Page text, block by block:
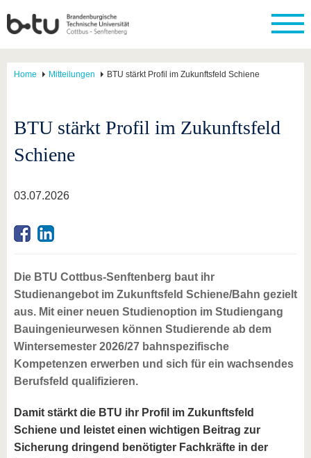
Home Mitteilungen BTU stärkt Profil im Zukunftsfeld Schiene
BTU stärkt Profil im Zukunftsfeld
Schiene
03.07.2026
Die BTU Cottbus-Senftenberg baut ihr
Studienangebot im Zukunftsfeld Schiene/Bahn gezielt
aus. Mit einer neuen Studienoption im Studiengang
Bauingenieurwesen können Studierende ab dem
Wintersemester 2026/27 bahnspezifische
Kompetenzen erwerben und sich für ein wachsendes
Berufsfeld qualifizieren.
Damit stärkt die BTU ihr Profil im Zukunftsfeld
Schiene und leistet einen wichtigen Beitrag zur
Sicherung dringend benötigter Fachkräfte in der